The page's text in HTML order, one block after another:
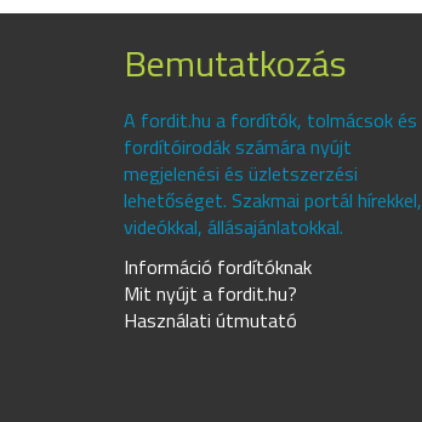
Bemutatkozás
A fordit.hu a fordítók, tolmácsok és
fordítóirodák számára nyújt
megjelenési és üzletszerzési
lehetőséget. Szakmai portál hírekkel,
videókkal, állásajánlatokkal.
Információ fordítóknak
Mit nyújt a fordit.hu?
Használati útmutató